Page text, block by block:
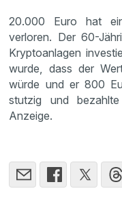
20.000 Euro hat
verloren. Der 60-
Kryptoanlagen
wurde, dass der
würde und er 800
stutzig und
Anzeige.